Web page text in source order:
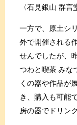
〈石見銀山 群
一方で、原土シ
外で開催される
せんでしたが、
つわと喫茶 みな
くの器や作品が
き、購入も可能
房の器でドリン